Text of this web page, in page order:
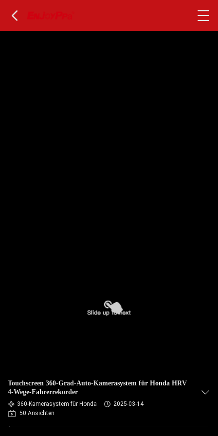
Touchscreen 360-Grad-Auto-Kamerasystem für Honda HRV
4-Wege-Fahrerrekorder
360-Kamerasystem für Honda
2025-03-14
50 Ansichten